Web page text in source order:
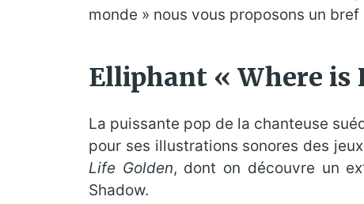
monde » nous vous proposons un
Elliphant « Where is
La puissante pop de la chanteuse
pour ses illustrations sonores des
Life Golden, dont on découvre un
Shadow.